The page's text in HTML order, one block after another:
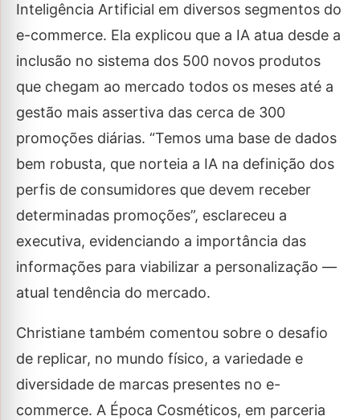
Inteligência Artificial em diversos segmentos do
e-commerce. Ela explicou que a IA atua desde a
inclusão no sistema dos 500 novos produtos
que chegam ao mercado todos os meses até a
gestão mais assertiva das cerca de 300
promoções diárias. “Temos uma base de dados
bem robusta, que norteia a IA na definição dos
perfis de consumidores que devem receber
determinadas promoções”, esclareceu a
executiva, evidenciando a importância das
informações para viabilizar a personalização —
atual tendência do mercado.
Christiane também comentou sobre o desafio
de replicar, no mundo físico, a variedade e
diversidade de marcas presentes no e-
commerce. A Época Cosméticos, em parceria